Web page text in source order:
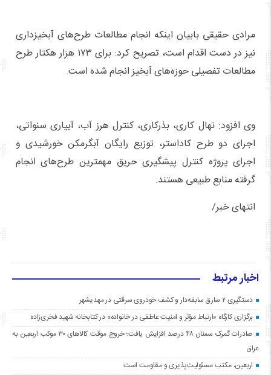
مرادی حقیقی بابیان اینکه انجام مطالعات طرح‌های آبخیزداری
نیز در دست اقدام است، تصریح کرد: برای ۱۷۳ هزار هکتار طرح
مطالعات تفصیلی حوزه‌های آبخیز انجام شده است.
وی افزود: نهال کاری، بذرکاری، کنترل هرز آب، آبیاری سنواتی،
اجرای دو طرح کاداستر، توزیع رایگان آبگرمکن خورشیدی و
اجرای پروژه کنترل پیشگیری حریق مهمترین طرح‌های انجام
گرفته منابع طبیعی هستند.
انتهای خبر/
اخبار مرتبط
دستگیری ۲ سارق سابقه‌دار و کشف خودروی سرقتی در مهدیشهر
برگزاری کارگاه «ارتباط مؤثر و امنیت عاطفی در خانواده» در کتابخانه شهید فخری‌زاده
صادرات گمرک سمنان ۴۸ درصد افزایش یافت؛ خروج موقت کالاهای ۳۰ موکب اربعین به
عراق
اربعین، مکتب مسئولیت‌پذیری و مقاومت است